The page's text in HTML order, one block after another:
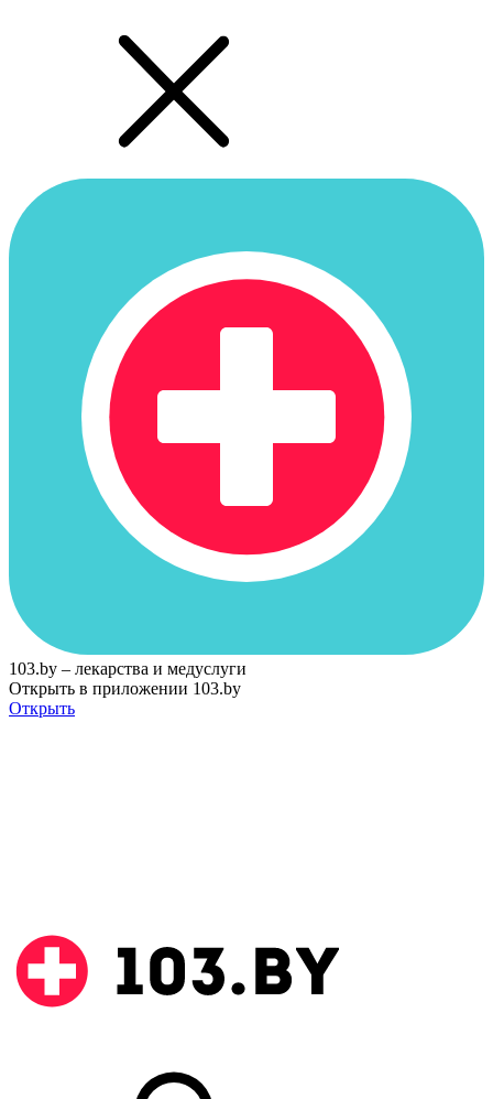
103.by – лекарства и медуслуги
Открыть в приложении 103.by
Открыть